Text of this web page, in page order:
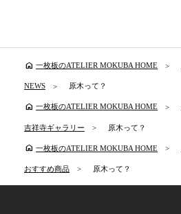
home 一枚板のATELIER MOKUBA HOME
NEWS 原木って？
home 一枚板のATELIER MOKUBA HOME
吉祥寺ギャラリー 原木って？
home 一枚板のATELIER MOKUBA HOME
おすすめ商品 原木って？